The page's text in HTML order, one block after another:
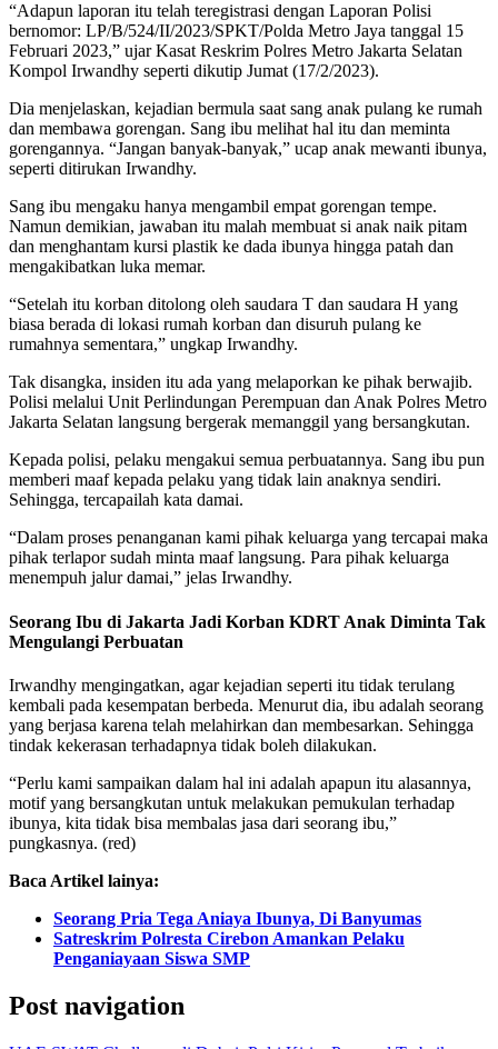
“Adapun laporan itu telah teregistrasi dengan Laporan Polisi
bernomor: LP/B/524/II/2023/SPKT/Polda Metro Jaya tanggal 15
Februari 2023,” ujar Kasat Reskrim Polres Metro Jakarta Selatan
Kompol Irwandhy seperti dikutip Jumat (17/2/2023).
Dia menjelaskan, kejadian bermula saat sang anak pulang ke rumah
dan membawa gorengan. Sang ibu melihat hal itu dan meminta
gorengannya. “Jangan banyak-banyak,” ucap anak mewanti ibunya,
seperti ditirukan Irwandhy.
Sang ibu mengaku hanya mengambil empat gorengan tempe.
Namun demikian, jawaban itu malah membuat si anak naik pitam
dan menghantam kursi plastik ke dada ibunya hingga patah dan
mengakibatkan luka memar.
“Setelah itu korban ditolong oleh saudara T dan saudara H yang
biasa berada di lokasi rumah korban dan disuruh pulang ke
rumahnya sementara,” ungkap Irwandhy.
Tak disangka, insiden itu ada yang melaporkan ke pihak berwajib.
Polisi melalui Unit Perlindungan Perempuan dan Anak Polres Metro
Jakarta Selatan langsung bergerak memanggil yang bersangkutan.
Kepada polisi, pelaku mengakui semua perbuatannya. Sang ibu pun
memberi maaf kepada pelaku yang tidak lain anaknya sendiri.
Sehingga, tercapailah kata damai.
“Dalam proses penanganan kami pihak keluarga yang tercapai maka
pihak terlapor sudah minta maaf langsung. Para pihak keluarga
menempuh jalur damai,” jelas Irwandhy.
Seorang Ibu di Jakarta Jadi Korban KDRT Anak Diminta Tak
Mengulangi Perbuatan
Irwandhy mengingatkan, agar kejadian seperti itu tidak terulang
kembali pada kesempatan berbeda. Menurut dia, ibu adalah seorang
yang berjasa karena telah melahirkan dan membesarkan. Sehingga
tindak kekerasan terhadapnya tidak boleh dilakukan.
“Perlu kami sampaikan dalam hal ini adalah apapun itu alasannya,
motif yang bersangkutan untuk melakukan pemukulan terhadap
ibunya, kita tidak bisa membalas jasa dari seorang ibu,”
pungkasnya. (red)
Baca Artikel lainya:
Seorang Pria Tega Aniaya Ibunya, Di Banyumas
Satreskrim Polresta Cirebon Amankan Pelaku
Penganiayaan Siswa SMP
Post navigation